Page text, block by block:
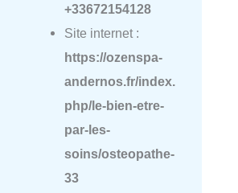
+33672154128
Site internet :
https://ozenspa-
andernos.fr/index.
php/le-bien-etre-
par-les-
soins/osteopathe-
33